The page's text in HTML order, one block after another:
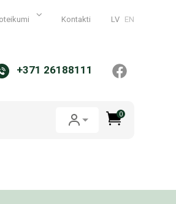
Kontakti LV EN
+371 26188111
0